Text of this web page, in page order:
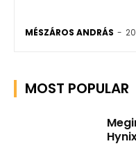
MÉSZÁROS ANDRÁS -
MOST POPULAR